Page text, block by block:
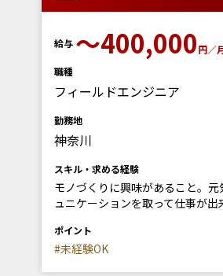
給与 〜400,000円／
職種
フィールドエンジニア
勤務地
神奈川
スキル・求める経験
モノづくりに興味があること。元
ュニケーションを取って仕事が出
ポイント
#未経験OK